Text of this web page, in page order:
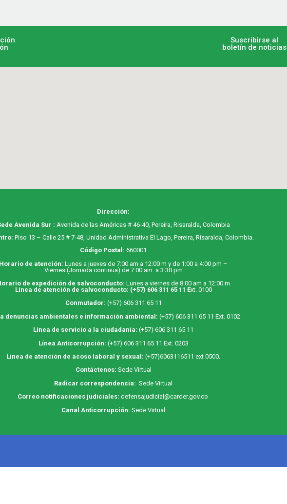
Suscribirse al
boletín de noticias
Dirección:
Avenida Sur : Avenida de las Américas # 46-40, Pereira, Risaralda, Colombia
Piso 13 – Calle 25 # 7-48, Unidad Administrativa El Lago, Pereira, Risaralda, Colombia.
Código Postal: 660001
Horario de atención:Lunes a jueves de 7:00 am a 12:00 m y de 1:00 a 4:00 pm –
Viernes (Jornada continua) de 7:00 am. a 3:30 pm
de expedición de salvoconducto:Lunes a viernes de 8:00 am a 12:00 m
Línea de atención de salvoconducto: (+57) 606 311 65 11 Ext. 0100
Conmutador: (+57) 606 311 65 11
denuncias ambientales e información ambiental: (+57) 606 311 65 11 Ext. 0102
Línea de servicio a la ciudadanía: (+57) 606 311 65 11
Línea Anticorrupción: (+57) 606 311 65 11 Ext. 0203
Línea de atención de acoso laboral y sexual: (+57)6063116511 ext 0500.
Contáctenos: Sede Virtual
Radicar correspondencia: Sede Virtual
Correo notificaciones judiciales: defensajudicial@carder.gov.co
Canal Anticorrupción: Sede Virtual